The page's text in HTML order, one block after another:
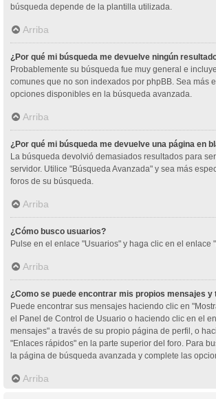
búsqueda depende de la plantilla utilizada.
Arriba
¿Por qué mi búsqueda me devuelve ningún
Probablemente su búsqueda fue muy general e
comunes que no son indexados por phpBB. Sea más
opciones disponibles en la búsqueda avanzada.
Arriba
¿Por qué mi búsqueda me devuelve una página en
La búsqueda devolvió demasiados resultados para
servidor. Utilice "Búsqueda Avanzada" y sea más
foros de su búsqueda.
Arriba
¿Cómo busco usuarios?
Pulse en el enlace "Usuarios" y haga clic en el enlace
Arriba
¿Como se puede encontrar mis propios mensajes y
Puede encontrar sus mensajes haciendo clic en
el Panel de Control de Usuario o haciendo clic en el
mensajes" a través de su propio página de perfil, o
"Enlaces rápidos" en la parte superior del foro. Para
la página de búsqueda avanzada y complete las
Arriba